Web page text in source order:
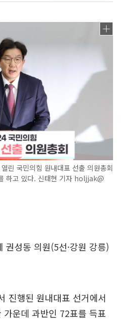
린 국민의힘 원내대표 선출 의원총회
하고 있다. 신태현 기자 holjjak@
권성동 의원(5선·강원 강릉)
진행된 원내대표 선거에서
운데 과반인 72표를 득표